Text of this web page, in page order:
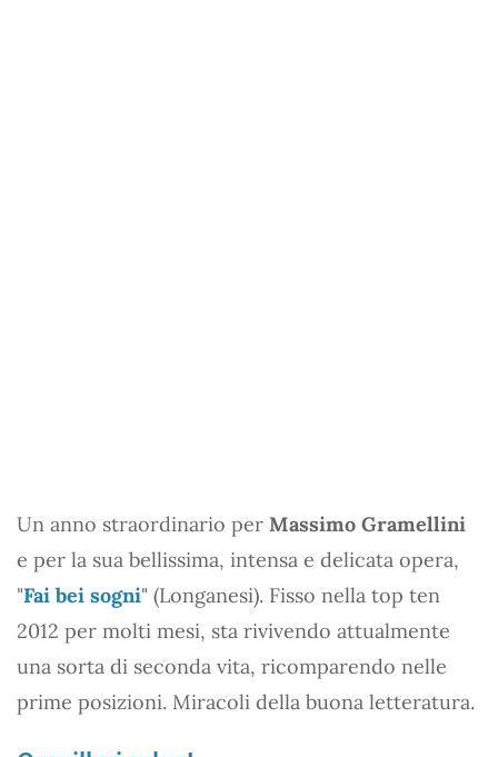
Un anno straordinario per Massimo Gramellini
e per la sua bellissima, intensa e delicata opera,
"Fai bei sogni" (Longanesi). Fisso nella top ten
2012 per molti mesi, sta rivivendo attualmente
una sorta di seconda vita, ricomparendo nelle
prime posizioni. Miracoli della buona letteratura.